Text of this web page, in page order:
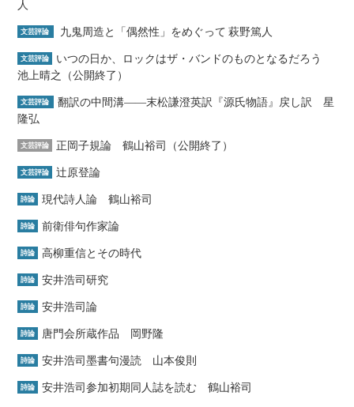
人
文芸評論 九鬼周造と「偶然性」をめぐって 萩野篤人
文芸評論
いつの日か、ロックはザ・バンドのものとなるだろう
池上晴之（公開終了）
文芸評論
翻訳の中間溝――末松謙澄英訳『源氏物語』戻し訳 星
隆弘
文芸評論 正岡子規論 鶴山裕司（公開終了）
文芸評論 辻原登論
詩論 現代詩人論 鶴山裕司
詩論 前衛俳句作家論
詩論 高柳重信とその時代
詩論 安井浩司研究
詩論 安井浩司論
詩論 唐門会所蔵作品 岡野隆
詩論 安井浩司墨書句漫読 山本俊則
詩論 安井浩司参加初期同人誌を読む 鶴山裕司